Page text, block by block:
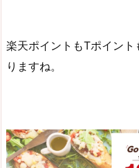
楽天ポイントもTポイン
りますね。